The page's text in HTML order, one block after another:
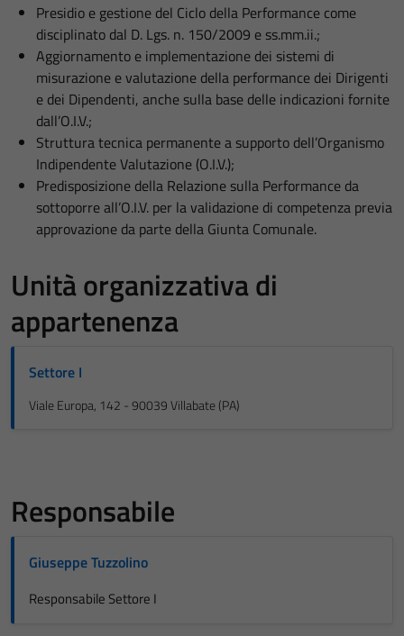
Presidio e gestione del Ciclo della Performance come
disciplinato dal D. Lgs. n. 150/2009 e ss.mm.ii.;
Aggiornamento e implementazione dei sistemi di
misurazione e valutazione della performance dei Dirigenti
e dei Dipendenti, anche sulla base delle indicazioni fornite
dall’O.I.V.;
Struttura tecnica permanente a supporto dell’Organismo
Indipendente Valutazione (O.I.V.);
Predisposizione della Relazione sulla Performance da
sottoporre all’O.I.V. per la validazione di competenza previa
approvazione da parte della Giunta Comunale.
Unità organizzativa di
appartenenza
Settore I
Viale Europa, 142 - 90039 Villabate (PA)
Responsabile
Giuseppe Tuzzolino
Responsabile Settore I